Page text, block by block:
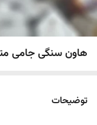
هاون سنگی جامی
توضیحات